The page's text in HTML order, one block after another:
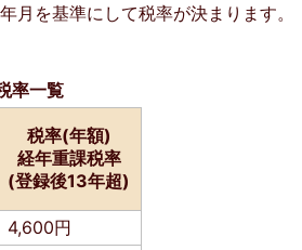
月を基準にして税率が決まります。
率一覧
税率(年額)
経年重課税率
(登録後13年超)
4,600円